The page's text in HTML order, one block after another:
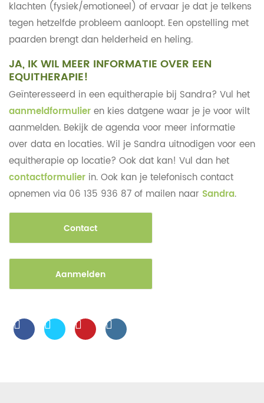
klachten (fysiek/emotioneel) of ervaar je dat je telkens
tegen hetzelfde probleem aanloopt. Een opstelling met
paarden brengt dan helderheid en heling.
JA, IK WIL MEER INFORMATIE OVER EEN
EQUITHERAPIE!
Geïnteresseerd in een equitherapie bij Sandra? Vul het
aanmeldformulieren kies datgene waar je je voor wilt
aanmelden. Bekijk de agenda voor meer informatie
over data en locaties. Wil je Sandra uitnodigen voor een
equitherapie op locatie? Ook dat kan! Vul dan het
contactformulierin. Ook kan je telefonisch contact
opnemen via 06 135 936 87 of mailen naar Sandra.
Contact
Aanmelden